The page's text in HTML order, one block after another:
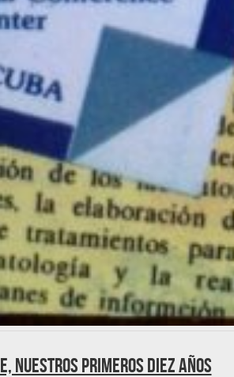
nuestros primeros diez años